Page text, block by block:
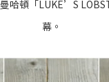
哈頓「LUKE’S
幕。